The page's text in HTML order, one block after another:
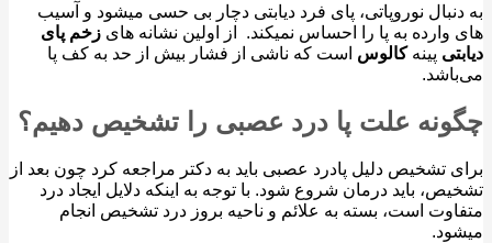
نوروپاتی، پای فرد دیابتی دچار بی حسی میشود و آسیب
به پا را احساس نمیکند. از اولین نشانه های زخم پای
پینه کالوساست که ناشی از فشار بیش از حد به کف پا
علت پا درد عصبی را تشخیص دهیم؟
تشخیص دلیل پادرد عصبی باید به دکتر مراجعه کرد چون بعد از
باید درمان شروع شود. با توجه به اینکه دلایل ایجاد درد
است، بسته به علائم و ناحیه بروز درد تشخیص انجام